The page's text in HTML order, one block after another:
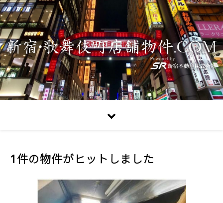
1件の物件がヒットしました